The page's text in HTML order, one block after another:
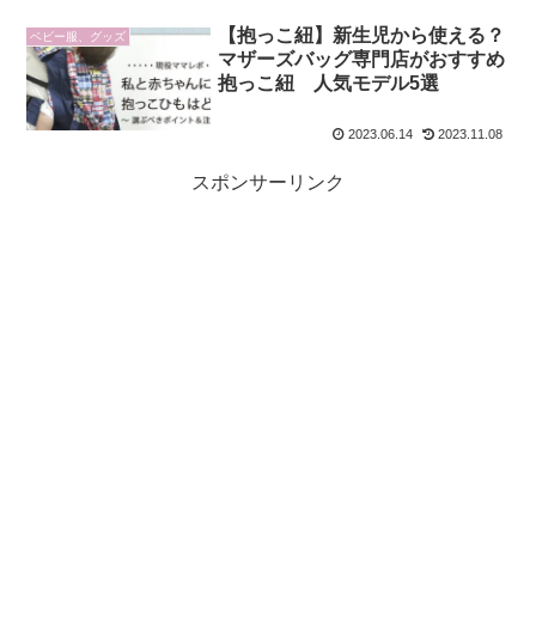
ベビー服、グッズ
【抱っこ紐】新生児から使える？
マザーズバッグ専門店がおすすめ
抱っこ紐 人気モデル5選
2023.06.14 2023.11.08
スポンサーリンク